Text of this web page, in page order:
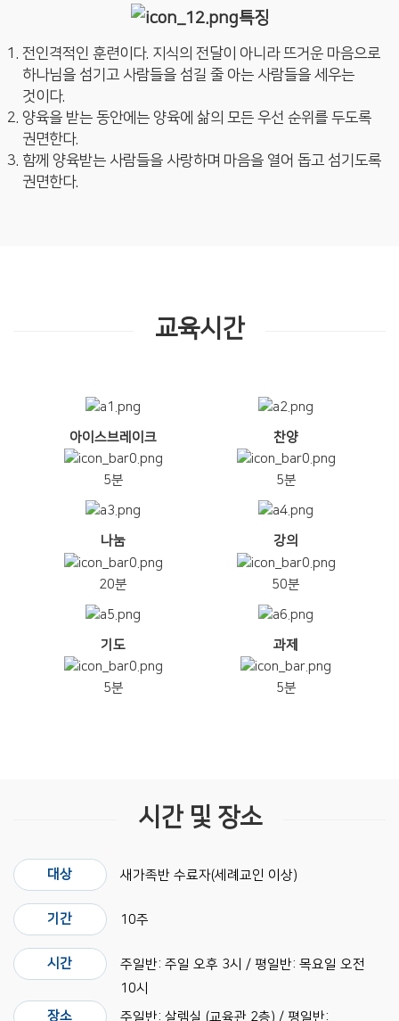
특징
전인격적인 훈련이다. 지식의 전달이 아니라 뜨거운 마음으로
하나님을 섬기고 사람들을 섬길 줄 아는 사람들을 세우는
것이다.
양육을 받는 동안에는 양육에 삶의 모든 우선 순위를 두도록
권면한다.
함께 양육받는 사람들을 사랑하며 마음을 열어 돕고 섬기도록
권면한다.
교육시간
아이스브레이크
5분
찬양
5분
나눔
20분
강의
50분
기도
5분
과제
5분
시간 및 장소
대상 새가족반 수료자(세례교인 이상)
기간 10주
시간
주일반: 주일 오후 3시 / 평일반: 목요일 오전
10시
장소
주일반: 살렘실 (교육관 2층) / 평일반: